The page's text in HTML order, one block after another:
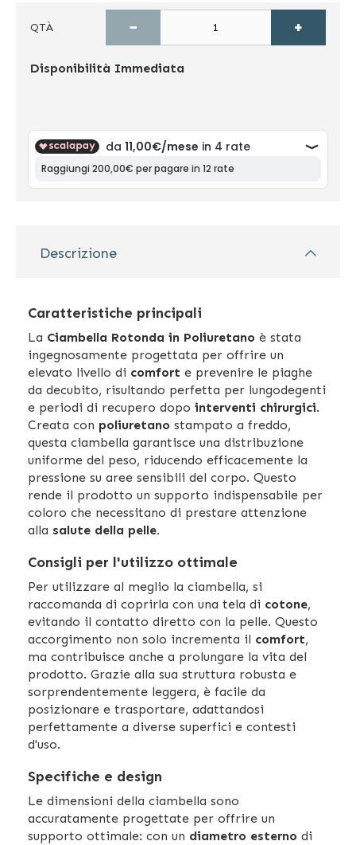
QTÀ − +
Disponibilità Immediata
Descrizione
Caratteristiche principali
La Ciambella Rotonda in Poliuretano è stata
ingegnosamente progettata per offrire un
elevato livello di comfort e prevenire le piaghe
da decubito, risultando perfetta per lungodegenti
e periodi di recupero dopo interventi chirurgici.
Creata con poliuretano stampato a freddo,
questa ciambella garantisce una distribuzione
uniforme del peso, riducendo efficacemente la
pressione su aree sensibili del corpo. Questo
rende il prodotto un supporto indispensabile per
coloro che necessitano di prestare attenzione
alla salute della pelle.
Consigli per l'utilizzo ottimale
Per utilizzare al meglio la ciambella, si
raccomanda di coprirla con una tela di cotone,
evitando il contatto diretto con la pelle. Questo
accorgimento non solo incrementa il comfort,
ma contribuisce anche a prolungare la vita del
prodotto. Grazie alla sua struttura robusta e
sorprendentemente leggera, è facile da
posizionare e trasportare, adattandosi
perfettamente a diverse superfici e contesti
d'uso.
Specifiche e design
Le dimensioni della ciambella sono
accuratamente progettate per offrire un
supporto ottimale: con un diametro esterno di